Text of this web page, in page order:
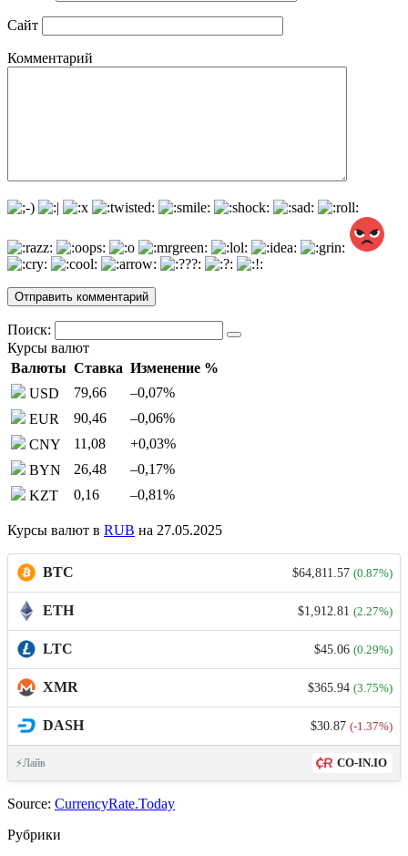
Сайт
Комментарий
Поиск:
Курсы валют
Валюты Ставка Изменение %
USD
79,66 –0,07%
EUR
90,46 –0,06%
CNY
11,08 +0,03%
BYN
26,48 –0,17%
KZT
0,16 –0,81%
Курсы валют в RUB на 27.05.2025
BTC $64,811.57 (0.87%)
ETH $1,912.81 (2.27%)
LTC $45.06 (0.29%)
XMR $365.94 (3.75%)
DASH $30.87 (-1.37%)
⚡Лайв CO-IN.IO
Source: CurrencyRate.Today
Рубрики